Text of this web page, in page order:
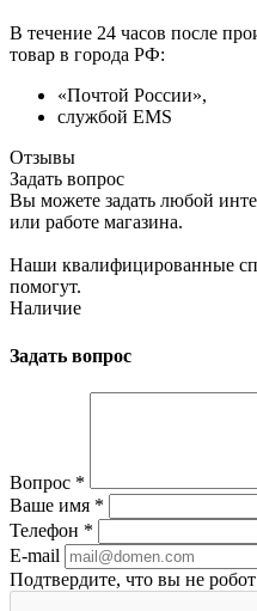
В течение 24 часов после
товар в города РФ:
«Почтой России»,
службой EMS
Отзывы
Задать вопрос
Вы можете задать любой
или работе магазина.
Наши квалифицированные
помогут.
Наличие
Задать вопрос
Вопрос *
Ваше имя *
Телефон *
E-mail
Подтвердите, что вы не робот